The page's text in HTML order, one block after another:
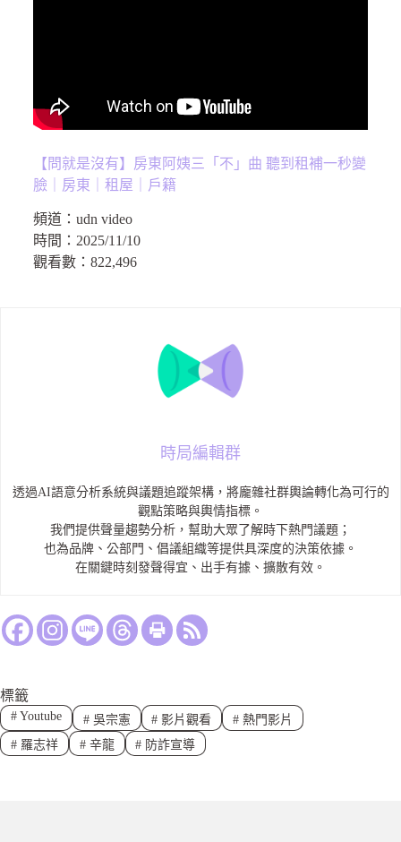
【問就是沒有】房東阿姨三「不」曲 聽到租補一秒變
臉｜房東｜租屋｜戶籍
頻道： udn video
時間： 2025/11/10
觀看數： 822,496
時局編輯群
透過AI語意分析系統與議題追蹤架構，將龐雜社群輿論轉化為可行的
觀點策略與輿情指標。
我們提供聲量趨勢分析，幫助大眾了解時下熱門議題；
也為品牌、公部門、倡議組織等提供具深度的決策依據。
在關鍵時刻發聲得宜、出手有據、擴散有效。
標籤
#Youtube #吳宗憲 # 影片觀看 # 熱門影片
#羅志祥 #辛龍 # 防詐宣導